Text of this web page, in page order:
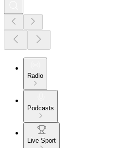
Radio
Podcasts
Live Sport